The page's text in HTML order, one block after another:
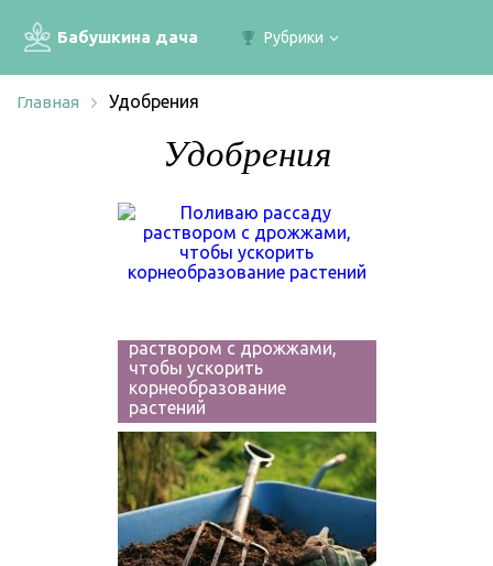
Бабушкина дача Рубрики
Главная Удобрения
Удобрения
раствором с дрожжами,
чтобы ускорить
корнеобразование
растений